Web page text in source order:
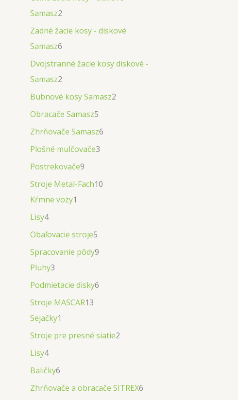
Samasz2
Zadné žacie kosy - diskové
Samasz6
Dvojstranné žacie kosy diskové -
Samasz2
Bubnové kosy Samasz2
Obracače Samasz5
Zhrňovače Samasz6
Plošné mulčovače3
Postrekovače9
Stroje Metal-Fach10
Kŕmne vozy1
Lisy4
Obaľovacie stroje5
Spracovanie pôdy9
Pluhy3
Podmietacie disky6
Stroje MASCAR13
Sejačky1
Stroje pre presné siatie2
Lisy4
Baličky6
Zhrňovače a obracače SITREX6